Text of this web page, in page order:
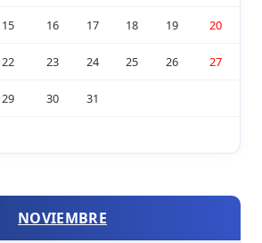
15 16 17 18 19 20
22 23 24 25 26 27
29 30 31
NOVIEMBRE